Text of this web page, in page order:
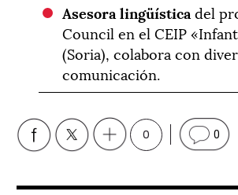
Asesora lingüística del
Council en el CEIP
(Soria), colabora con
comunicación.
0 0